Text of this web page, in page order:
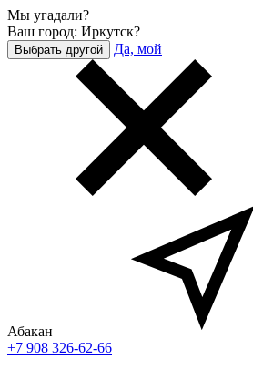
Мы угадали?
Ваш город: Иркутск?
Выбрать другой Да, мой
Абакан
+7 908 326-62-66